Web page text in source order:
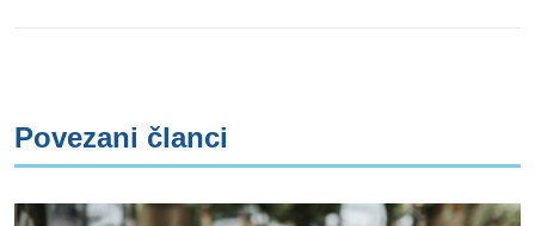
Povezani članci